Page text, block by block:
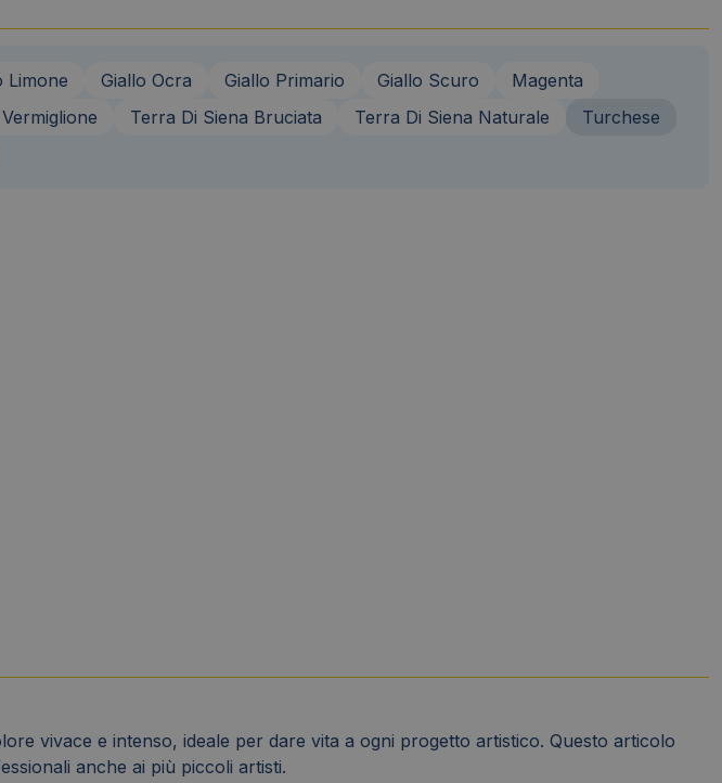
Limone Giallo Ocra Giallo Primario Giallo Scuro
Magenta
Terra Di Siena Bruciata Terra Di Siena Naturale
Turchese
vivace e intenso, ideale per dare vita a ogni progetto artistico. Questo articolo
anche ai più piccoli artisti.